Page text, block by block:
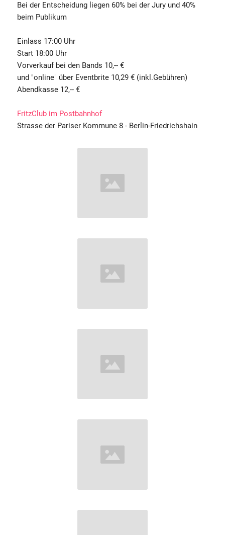
Bei der Entscheidung liegen 60% bei der Jury und 40%
beim Publikum
Einlass 17:00 Uhr
Start 18:00 Uhr
Vorverkauf bei den Bands 10,-- €
und "online" über Eventbrite 10,29 € (inkl.Gebühren)
Abendkasse 12,-- €
FritzClub im Postbahnhof
Strasse der Pariser Kommune 8 - Berlin-Friedrichshain